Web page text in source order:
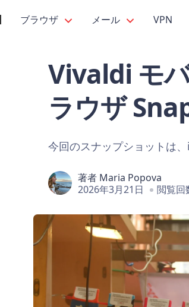
ブラウザ メール VPN
Vivaldi モ
ラウザ
今回のスナップショットは
著者 Maria Popova
2026年3月21日
閲覧回